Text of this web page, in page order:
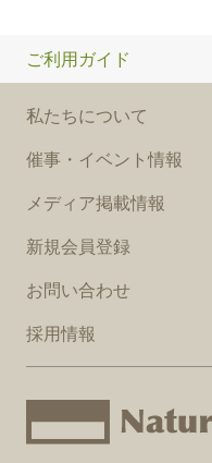
ご利用ガイド
私たちについて
催事・イベント情報
メディア掲載情報
新規会員登録
お問い合わせ
採用情報